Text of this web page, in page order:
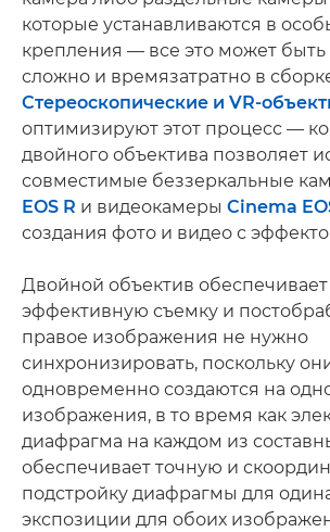
которые устанавливаются в
крепления — все это может
сложно и времязатратно в
Стереоскопические и VR-
оптимизируют этот процесс —
двойного объектива позволяет
совместимые беззеркальные
EOS R и видеокамеры Cinema
создания фото и видео с
Двойной объектив
эффективную съемку и
правое изображения не нужно
синхронизировать, поскольку
одновременно создаются на
изображения, в то время как
диафрагма на каждом из
обеспечивает точную и
подстройку диафрагмы для
экспозиции для обоих